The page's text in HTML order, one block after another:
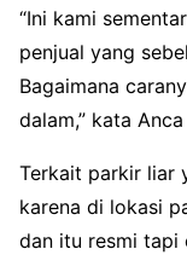
“Ini kami
penjual yang
Bagaimana
dalam,” kata Anca
Terkait parkir liar
karena di lokasi
dan itu resmi tapi